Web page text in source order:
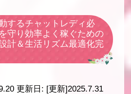
するチャットレディ必
守り効率よく稼ぐための
計＆生活リズム最適化完
更新日: [更新]2025.7.31